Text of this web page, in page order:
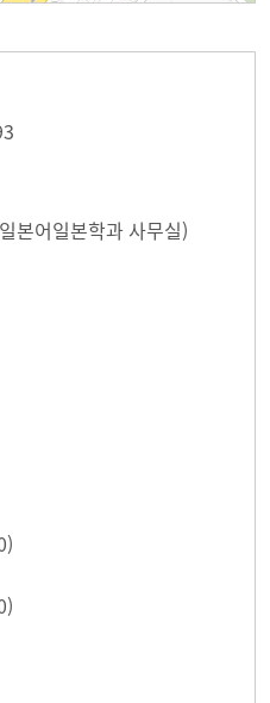
본어일본학과 사무실)